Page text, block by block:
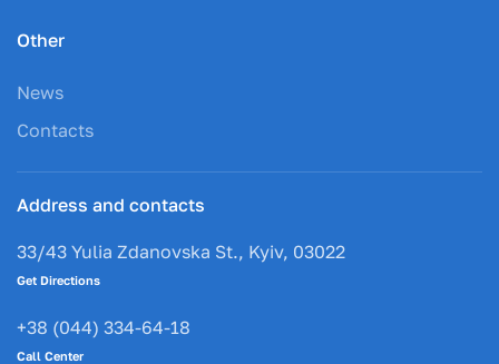
Other
News
Contacts
Address and contacts
33/43 Yulia Zdanovska St., Kyiv, 03022
Get Directions
+38 (044) 334-64-18
Call Center